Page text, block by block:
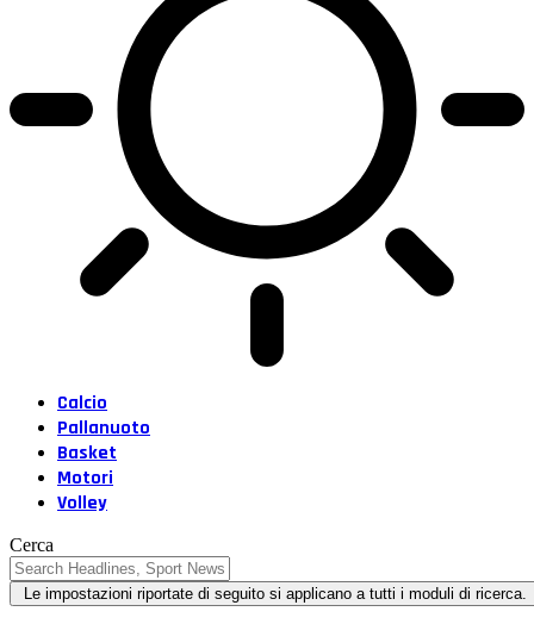
Calcio
Pallanuoto
Basket
Motori
Volley
Cerca